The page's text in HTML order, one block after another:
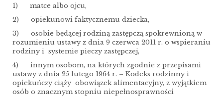
1) matce albo ojcu,
2) opiekunowi faktycznemu dziecka,
3) osobie będącej rodziną zastępczą spokrewnioną w
rozumieniu ustawy z dnia 9 czerwca 2011 r. o wspieraniu
rodziny i systemie pieczy zastępczej,
4) innym osobom, na których zgodnie z przepisami
ustawy z dnia 25 lutego 1964 r. – Kodeks rodzinny i
opiekuńczy ciąży obowiązek alimentacyjny, z wyjątkiem
osób o znacznym stopniu niepełnosprawności